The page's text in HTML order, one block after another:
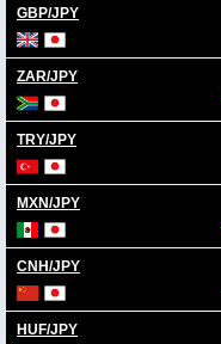
GBP/JPY
ZAR/JPY
TRY/JPY
MXN/JPY
CNH/JPY
HUF/JPY